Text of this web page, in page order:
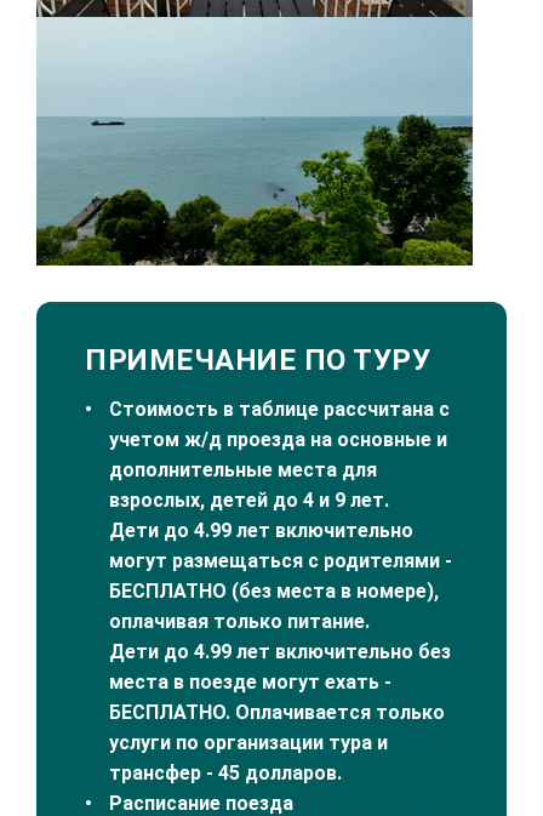
ПРИМЕЧАНИЕ ПО ТУРУ
Стоимость в таблице рассчитана с
учетом ж/д проезда на основные и
дополнительные места для
взрослых, детей до 4 и 9 лет.
Дети до 4.99 лет включительно
могут размещаться с родителями -
БЕСПЛАТНО (без места в номере),
оплачивая только питание.
Дети до 4.99 лет включительно без
места в поезде могут ехать -
БЕСПЛАТНО. Оплачивается только
услуги по организации тура и
трансфер - 45 долларов.
Расписание поезда